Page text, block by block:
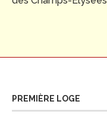
PREMIÈRE LOGE